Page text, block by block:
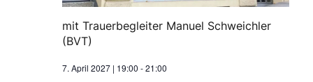
7. April 2027 | 19:00 -21:00
mit Trauerbegleiter Manuel Schweichler
(BVT)